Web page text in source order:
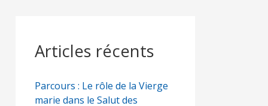
Articles récents
Parcours : Le rôle de la Vierge
marie dans le Salut des